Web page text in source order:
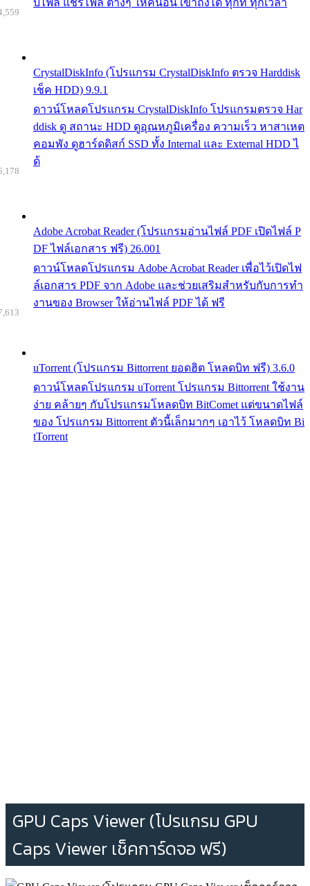
บไฟล์ แชร์ไฟล์ ต่างๆ ให้คนอื่น เข้าถึงได้ ทุกที่ ทุกเวลา
CrystalDiskInfo (โปรแกรม CrystalDiskInfo ตรวจ Harddisk
เช็ค HDD) 9.9.1
ดาวน์โหลดโปรแกรม CrystalDiskInfo โปรแกรมตรวจ Har
ddisk ดู สถานะ HDD ดูอุณหภูมิเครื่อง ความเร็ว หาสาเหต
คอมพัง ดูฮาร์ดดิสก์ SSD ทั้ง Internal และ External HDD ไ
ด้
Adobe Acrobat Reader (โปรแกรมอ่านไฟล์ PDF เปิดไฟล์ P
DF ไฟล์เอกสาร ฟรี) 26.001
ดาวน์โหลดโปรแกรม Adobe Acrobat Reader เพื่อไว้เปิดไฟ
ล์เอกสาร PDF จาก Adobe และช่วยเสริมสำหรับกับการทำ
งานของ Browser ให้อ่านไฟล์ PDF ได้ ฟรี
uTorrent (โปรแกรม Bittorrent ยอดฮิต โหลดบิท ฟรี) 3.6.0
ดาวน์โหลดโปรแกรม uTorrent โปรแกรม Bittorrent ใช้งาน
ง่าย คล้ายๆ กับโปรแกรมโหลดบิท BitComet แต่ขนาดไฟล์
ของ โปรแกรม Bittorrent ตัวนี้เล็กมากๆ เอาไว้ โหลดบิท Bi
tTorrent
GPU Caps Viewer (โปรแกรม GPU
Caps Viewer เช็คการ์ดจอ ฟรี)